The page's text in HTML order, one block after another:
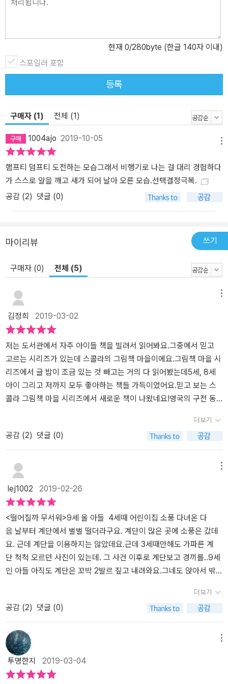
럼 누구든 실수하거나 실패할 수 있습니다. 그가 높은 곳에 다시 오르
덤프티는 진심으로 원하는 것에 대한 갈망의 힘으로 용기를 내고 이
러한 상처를 극복하는 모습을 보여 줍니다. 새로운 모습으로 온전히
다시 태어나 힘차게 날아오르는 험프티 덤프티를 보며, 아이들뿐 아
니라 어른들까지 깊은 울림과 희망을 느낄 수 있을 것입니다.
현재 0/280byte (한글 140자 이내)
스포일러 포함
등록
구매자 (1) 전체 (1)
1004ajo 2019-10-05
햄프티 덤프티 도전하는 모습그래서 비행기로 나는 걸 대리 경험하다
가 스스로 알을 깨고 새가 되어 날아 오른 모습.선택결정극복.
공감 (2) 댓글 (0)
마이리뷰 쓰기
구매자 (0) 전체 (5)
김정희 2019-03-02
저는 도서관에서 자주 아이들 책을 빌려서 읽어봐요.그중에서 믿고
고르는 시리즈가 있는데 스콜라의 그림책 마을이에요.그림책 마을 시
리즈에서 글 밥이 조금 있는 것 빼고는 거의 다 읽어봤는데5세, 8세
아이 그리고 저까지 모두 좋아하는 책들 가득이었어요.믿고 보는 스
콜라 그림책 마을 시리즈에서 새로운 책이 나왔네요!​영국의 구전 동
다! 담벼락에서 쿵 추락한 험프티 덤프티는 그 뒤로 삶이 완전히 바뀌
였어요.풀이랑 반창고로 몸은 고쳤지만 높은 곳이 무서워졌죠.겁이
나니까 포기하는 것들이 생겼어요.또 떨어질까 봐 무서워서 담장 위
에 올라가 도시를 바라보는 일도 새들을 보는 일도 포기해요. 하지만
비행기를 열심히 만들어 성공하고 담을 구경하고 새들과 함께 높이
나는 것을 느껴요. 기쁨을 누리는 것도 잠시 비행기는 담장 위로 올라
가 버리고 험프티 덤프티는 절망에 빠집니다.그러나 비행기를 만들던
시간을 떠올리고 담장 위에서 보고 싶은 것들이 생각나높은 담에 다
시 오르기로 마음먹었어요. 겁에 질렸지만 한발 한발 오르다 보니 두
려운 마음은 사라지고 다시 담장 위로 다시 높이 올라간 알이 되었어
요. 그리고 하늘 높이 날아 오른 알이 되었답니다. 처음 이 그림을 보
고 아이들이 험프티 덤프티 다시 떨어져서 알이 깨져서 죽었냐고 물
라 멋진 새로 부화해서 하늘 높이 훨훨 날아오르고 있었네요.​떨어질
까 봐 무서워는 요즘 저희 집 베스트셀러가 되었어요.8살 아이가 '엄
마 이 책 정말 재미있어!'라며 매일 밤 읽어 달라고 들고 와요.5살 8살
남매인 저희 아이들은 유독 겁이 많고 예민한 첫째는 실패하는 것에
대하여 두려워해서먼저 포기하는 경우가 있었거든요. 이 책을 읽으면
서 아이들이 이해를 할까 싶지만 저는 그래도 험프티 덤프티는 담에
서 떨어져 높은 곳이 두려웠지만 두려움을 극복하고 도전해서 멋지게
더보기
공감 (2) 댓글 (0)
lej1002 2019-02-26
<떨어질까 무서워>9세 울 아들 4세때 어린이집 소풍 다녀온 다
음 날부터 계단에서 벌벌 떨더라구요. 계단이 많은 곳에 소풍은 갔데
요. 근데 계단을 이용하지는 않았데요.근데 3세때만해도 가파른 계
단 척척 오르던 사진이 있는데. 그 사건 이후로 계단보고 경끼를..9세
인 아들 아직도 계단은 꼬박 2발르 짚고 내려와요.그네도 앉아서 밖
요. 친구들은 둘이서 함께도 타는데...작년초만 해도 위험하게 서서 그
네 탄다고 친구들한테 안된다고 내려오라고 했는데...신랑이랑 방학
전에 정글짐 올라가기 연습하고 저에게 보여준다고 올라갔다가 30분
을 못 내려온 적 있었어요. 울고불고. 겁먹어서 제가 도와주려하니 떨
어지게한다고. 그래서 개인적으로 센타가서 재활운동도 시켜봤네
요. 심리적인 것도 있을 듯 해서요.아들도 이 노래를 알고 있더라구
요.'험프티 덤프티가 담 위에 앉아 있었네.'아들과 함께 유튜브로 노래
더보기
공감 (2) 댓글 (0)
투명한지 2019-03-04